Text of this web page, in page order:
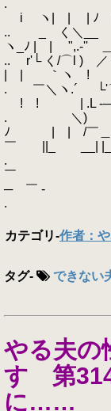
. {
i ヽ| | | ﾉ |
.. _ く
ヽ_ﾉ | | ",.-''
.. r'└ く/⌒l )
| | ｀ヽ !
. ￣＼ヽ
! ! | .L -―､
. ＼) (（__)
ﾉ | | /￣
￣ ||_ __| |_
.
￣
─ ￣ - （
ｃ- ,
カテゴリ-作者：
タグ- できない
やる夫の
す 第
に……